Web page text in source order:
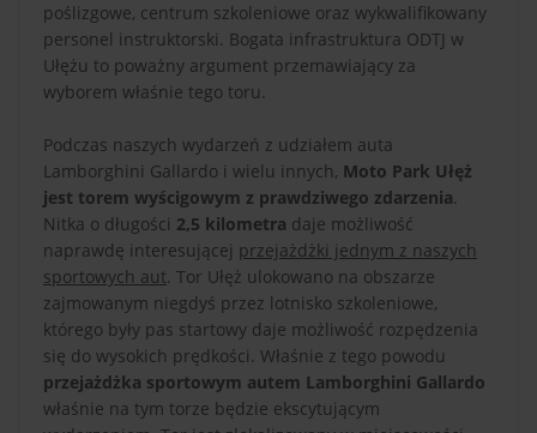
poślizgowe, centrum szkoleniowe oraz wykwalifikowany
personel instruktorski. Bogata infrastruktura ODTJ w
Ułężu to poważny argument przemawiający za
wyborem właśnie tego toru.
Podczas naszych wydarzeń z udziałem auta
Lamborghini Gallardo i wielu innych, Moto Park Ułęż
jest torem wyścigowym z prawdziwego zdarzenia.
Nitka o długości 2,5 kilometra daje możliwość
naprawdę interesującej przejażdżki jednym z naszych
sportowych aut. Tor Ułęż ulokowano na obszarze
zajmowanym niegdyś przez lotnisko szkoleniowe,
którego były pas startowy daje możliwość rozpędzenia
się do wysokich prędkości. Właśnie z tego powodu
przejażdżka sportowym autem Lamborghini Gallardo
właśnie na tym torze będzie ekscytującym